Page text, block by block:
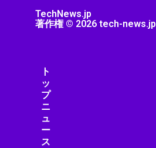
TechNews.jp
著作権 © 2026 tech-news.jp
ト
ッ
プ
ニ
ュ
ー
ス